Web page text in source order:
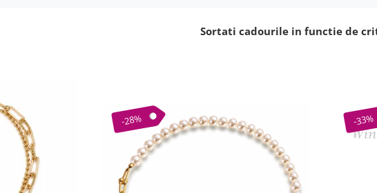
Sortati cadourile in functie de
-28% -33%